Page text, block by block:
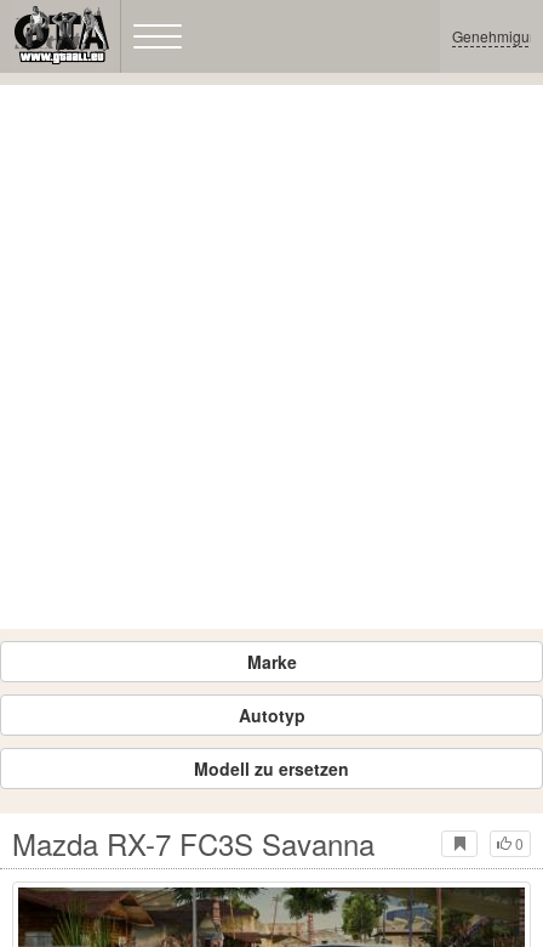
Marke
Autotyp
Modell zu ersetzen
0
Mazda RX-7 FC3S Savanna